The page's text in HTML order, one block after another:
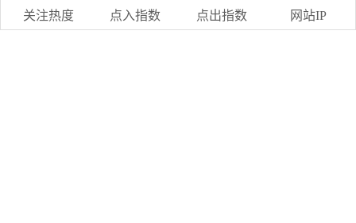
关注热度 点入指数 点出指数 网站IP